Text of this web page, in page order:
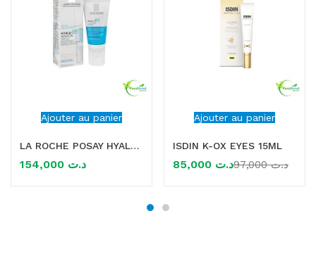
Ajouter au panier
LA ROCHE POSAY HYALU B5 SPF30 AQUAGEL 50ML
د.ت
Ajouter au panier
ISDIN K-OX EYES 15ML
د.ت د.ت97,000